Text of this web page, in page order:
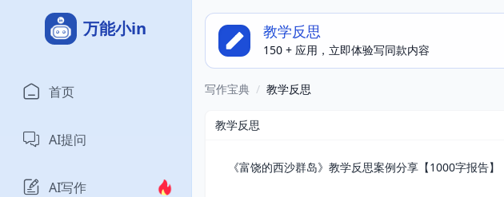
万能小in
首页
AI提问
AI写作
教学反思
150 + 应用，立即体验写同款内容
写作宝典 / 教学反思
教学反思
《富饶的西沙群岛》教学反思案例分享【1000字报告】